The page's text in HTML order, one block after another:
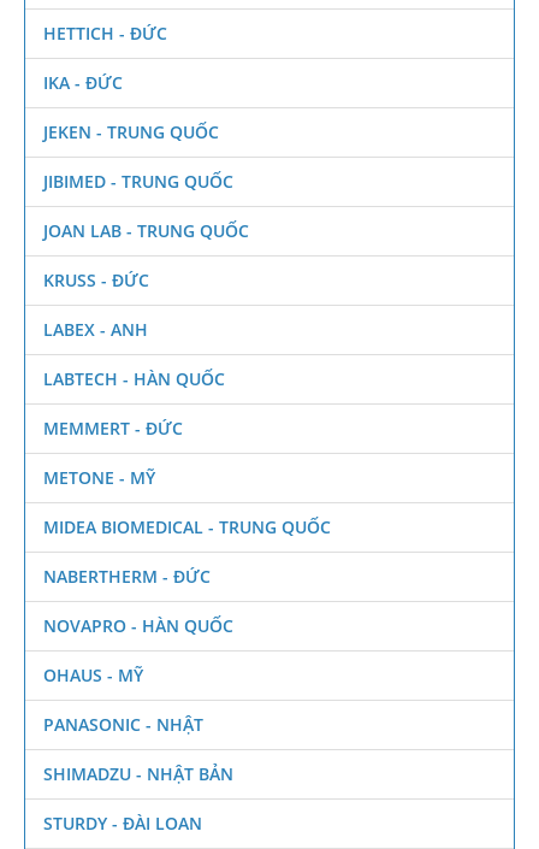
HETTICH - ĐỨC
IKA - ĐỨC
JEKEN - TRUNG QUỐC
JIBIMED - TRUNG QUỐC
JOAN LAB - TRUNG QUỐC
KRUSS - ĐỨC
LABEX - ANH
LABTECH - HÀN QUỐC
MEMMERT - ĐỨC
METONE - MỸ
MIDEA BIOMEDICAL - TRUNG QUỐC
NABERTHERM - ĐỨC
NOVAPRO - HÀN QUỐC
OHAUS - MỸ
PANASONIC - NHẬT
SHIMADZU - NHẬT BẢN
STURDY - ĐÀI LOAN